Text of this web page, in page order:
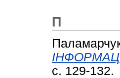
П
с. 129-132.